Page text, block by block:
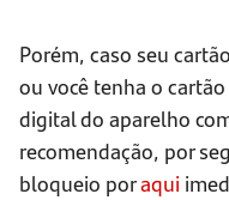
Porém, caso seu
ou você tenha o
digital do aparelho
recomendação, por
bloqueio poraqui